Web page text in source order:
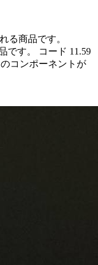
る商品です。
です。 コード 11.59
コンポーネントが